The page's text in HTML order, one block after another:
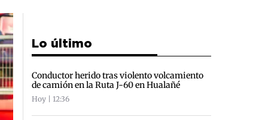
Lo último
Conductor herido tras violento volcamiento
de camión en la Ruta J-60 en Hualañé
Hoy | 12:36